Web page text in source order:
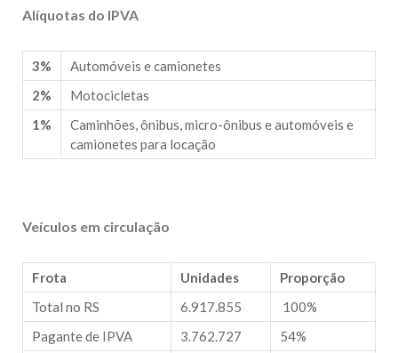
Alíquotas do IPVA
3%
Automóveis e camionetes
2%
Motocicletas
1%
Caminhões, ônibus, micro-ônibus e automóveis e
camionetes para locação
Veículos em circulação
Frota Unidades
Proporção
Total no RS
6.917.855
100%
Pagante de IPVA
3.762.727
54%